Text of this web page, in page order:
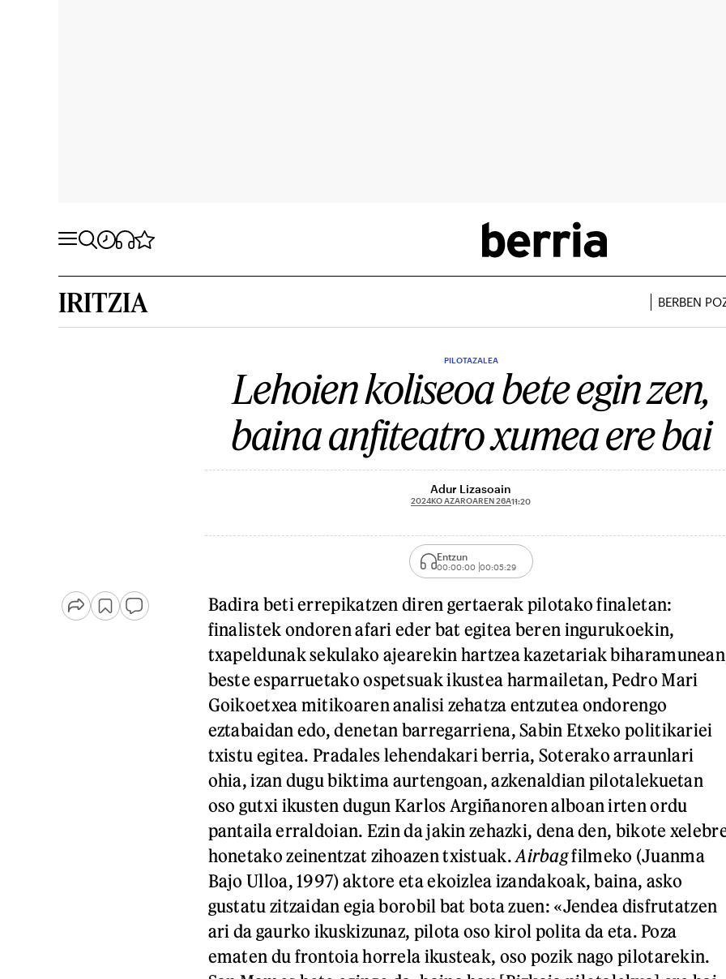
IRITZIA BERBEN
PILOTAZALEA
Lehoien koliseoa bete egin zen,
baina anfiteatro xumea ere bai
Adur Lizasoain
2024KO AZAROAREN 26A11:20
Entzun
00:00:00 00:05:29
Badira beti errepikatzen diren gertaerak pilotako finaletan:
finalistek ondoren afari eder bat egitea beren ingurukoekin,
txapeldunak sekulako ajearekin hartzea kazetariak
beste esparruetako ospetsuak ikustea harmailetan, Pedro Mari
Goikoetxea mitikoaren analisi zehatza entzutea ondorengo
eztabaidan edo, denetan barregarriena, Sabin Etxeko politikariei
txistu egitea. Pradales lehendakari berria, Soterako arraunlari
ohia, izan dugu biktima aurtengoan, azkenaldian pilotalekuetan
oso gutxi ikusten dugun Karlos Argiñanoren alboan irten ordu
pantaila erraldoian. Ezin da jakin zehazki, dena den, bikote
honetako zeinentzat zihoazen txistuak.Airbagfilmeko (Juanma
Bajo Ulloa, 1997) aktore eta ekoizlea izandakoak, baina, asko
gustatu zitzaidan egia borobil bat bota zuen: «Jendea disfrutatzen
ari da gaurko ikuskizunaz, pilota oso kirol polita da eta. Poza
ematen du frontoia horrela ikusteak, oso pozik nago pilotarekin.